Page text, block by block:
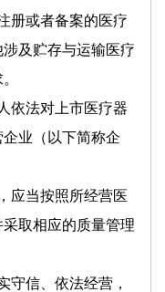
册或者备案的医疗
及贮存与运输医疗
依法对上市医疗器
业（以下简称企
应当按照所经营医
取相应的质量管理
信、依法经营，